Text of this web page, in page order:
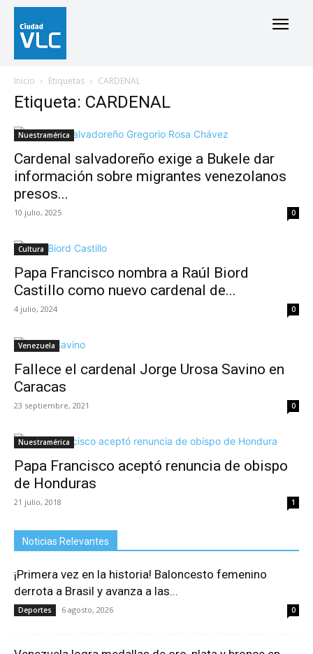
Inicio Etiquetas CARDENAL
Etiqueta: CARDENAL
Nuestramérica
Cardenal salvadoreño exige a Bukele dar
información sobre migrantes venezolanos
presos...
10 julio, 2025 0
Cultura
Papa Francisco nombra a Raúl Biord
Castillo como nuevo cardenal de...
4 julio, 2024 0
Venezuela
Fallece el cardenal Jorge Urosa Savino en
Caracas
23 septiembre, 2021 0
Nuestramérica
Papa Francisco aceptó renuncia de obispo
de Honduras
21 julio, 2018 1
Noticias Relevantes
¡Primera vez en la historia! Baloncesto femenino
derrota a Brasil y avanza a las...
Deportes 6 agosto, 2026 0